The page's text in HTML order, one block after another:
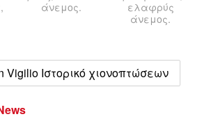
άνεμος.
ελαφρύς
άνεμος.
Vigilio Ιστορικό χιονοπτώσεων